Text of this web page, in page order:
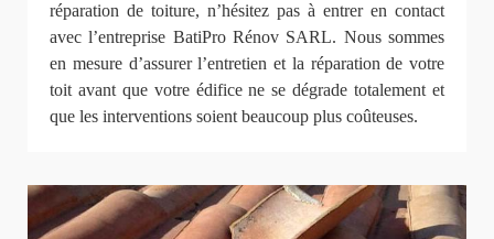
réparation de toiture, n’hésitez pas à entrer en contact
avec l’entreprise BatiPro Rénov SARL. Nous sommes
en mesure d’assurer l’entretien et la réparation de votre
toit avant que votre édifice ne se dégrade totalement et
que les interventions soient beaucoup plus coûteuses.